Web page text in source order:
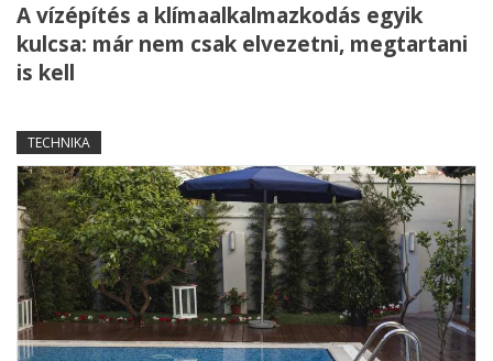
A vízépítés a klímaalkalmazkodás egyik
kulcsa: már nem csak elvezetni, megtartani
is kell
TECHNIKA